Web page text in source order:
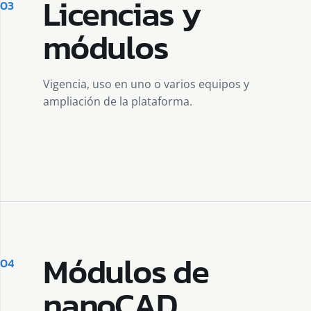
03 Licencias y
módulos
Vigencia, uso en uno o varios equipos y
ampliación de la plataforma.
04 Módulos de